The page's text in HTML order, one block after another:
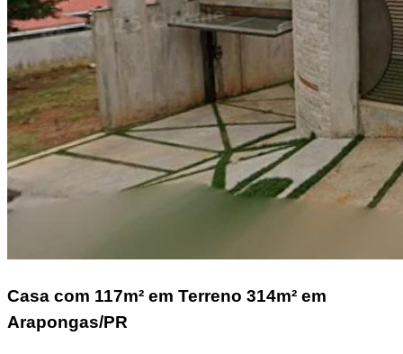
Casa com 117m² em Terreno 314m² em
Arapongas/PR